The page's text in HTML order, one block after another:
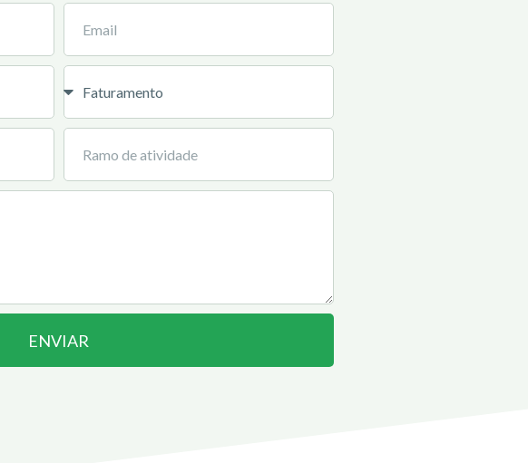
ENVIAR